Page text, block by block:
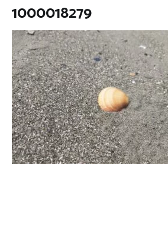
1000018279